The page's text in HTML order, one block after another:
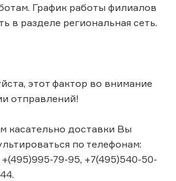
График работы филиалов
в разделе региональная сеть.
этот фактор во внимание
отправлений!
касательно доставки Вы
по телефонам:
+(495)995-79-95, +7(495)540-50-